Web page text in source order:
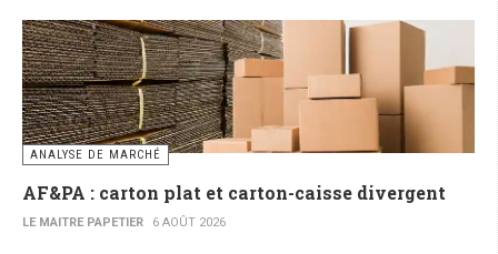
ANALYSE DE MARCHÉ
AF&PA : carton plat et carton-caisse divergent
LE MAITRE PAPETIER 6 AOÛT 2026